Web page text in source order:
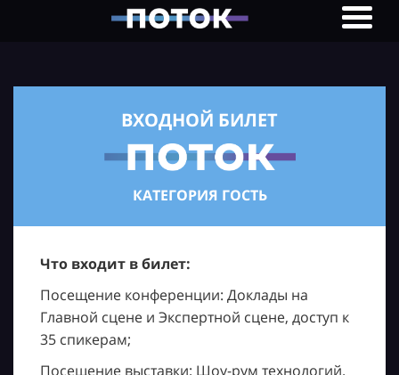
ВХОДНОЙ БИЛЕТ
КАТЕГОРИЯ ГОСТЬ
Что входит в билет:
Посещение конференции: Доклады на
Главной сцене и Экспертной сцене, доступ к
35 спикерам;
Посещение выставки: Шоу-рум технологий.